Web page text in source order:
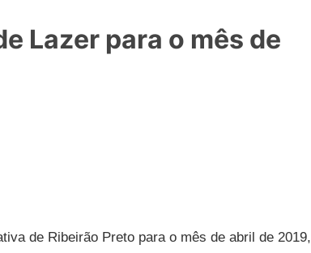
Lazer para o mês de
de Ribeirão Preto para o mês de abril de 2019,